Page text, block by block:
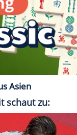
Asien
schaut zu: